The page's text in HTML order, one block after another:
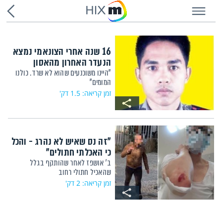
HIX
16 שנה אחרי הצונאמי נמצא
הנעדר האחרון מהאסון
"היינו משוכנעים שהוא לא שרד. כולנו
המומים"
זמן קריאה: 1.5 דק'
"זה נס שאיש לא נהרג - והכל
כי האכלתי חתולים"
ב' אושפז לאחר שהותקף בגלל
שהאכיל חתולי רחוב
זמן קריאה: 2 דק'